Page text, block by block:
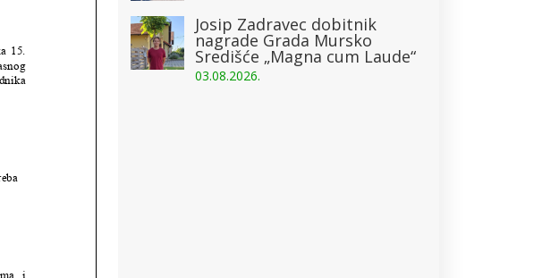
Josip Zadravec dobitnik
nagrade Grada Mursko
Središće „Magna cum Laude“
03.08.2026.